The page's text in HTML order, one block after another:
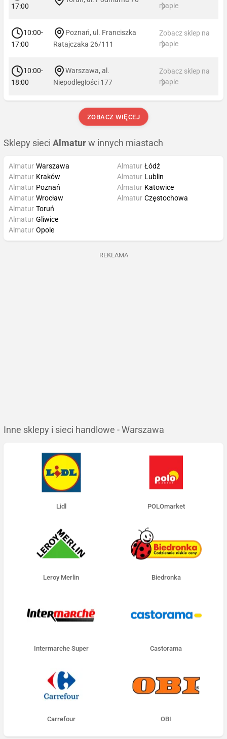
17:00 mapie
10:00-
17:00
Poznań, ul. Franciszka
Ratajczaka 26/111
Zobacz sklep na
mapie
10:00-
18:00
Warszawa, al.
Niepodległości 177
Zobacz sklep na
mapie
ZOBACZ WIĘCEJ
Sklepy sieci Almatur w innych miastach
Almatur Warszawa
Almatur Kraków
Almatur Poznań
Almatur Wrocław
Almatur Łódź
Almatur Lublin
Almatur Katowice
Almatur Częstochowa
Almatur Toruń
Almatur Gliwice
Almatur Opole
REKLAMA
Inne sklepy i sieci handlowe - Warszawa
Lidl POLOmarket
Leroy Merlin Biedronka
Intermarche Super Castorama
Carrefour OBI